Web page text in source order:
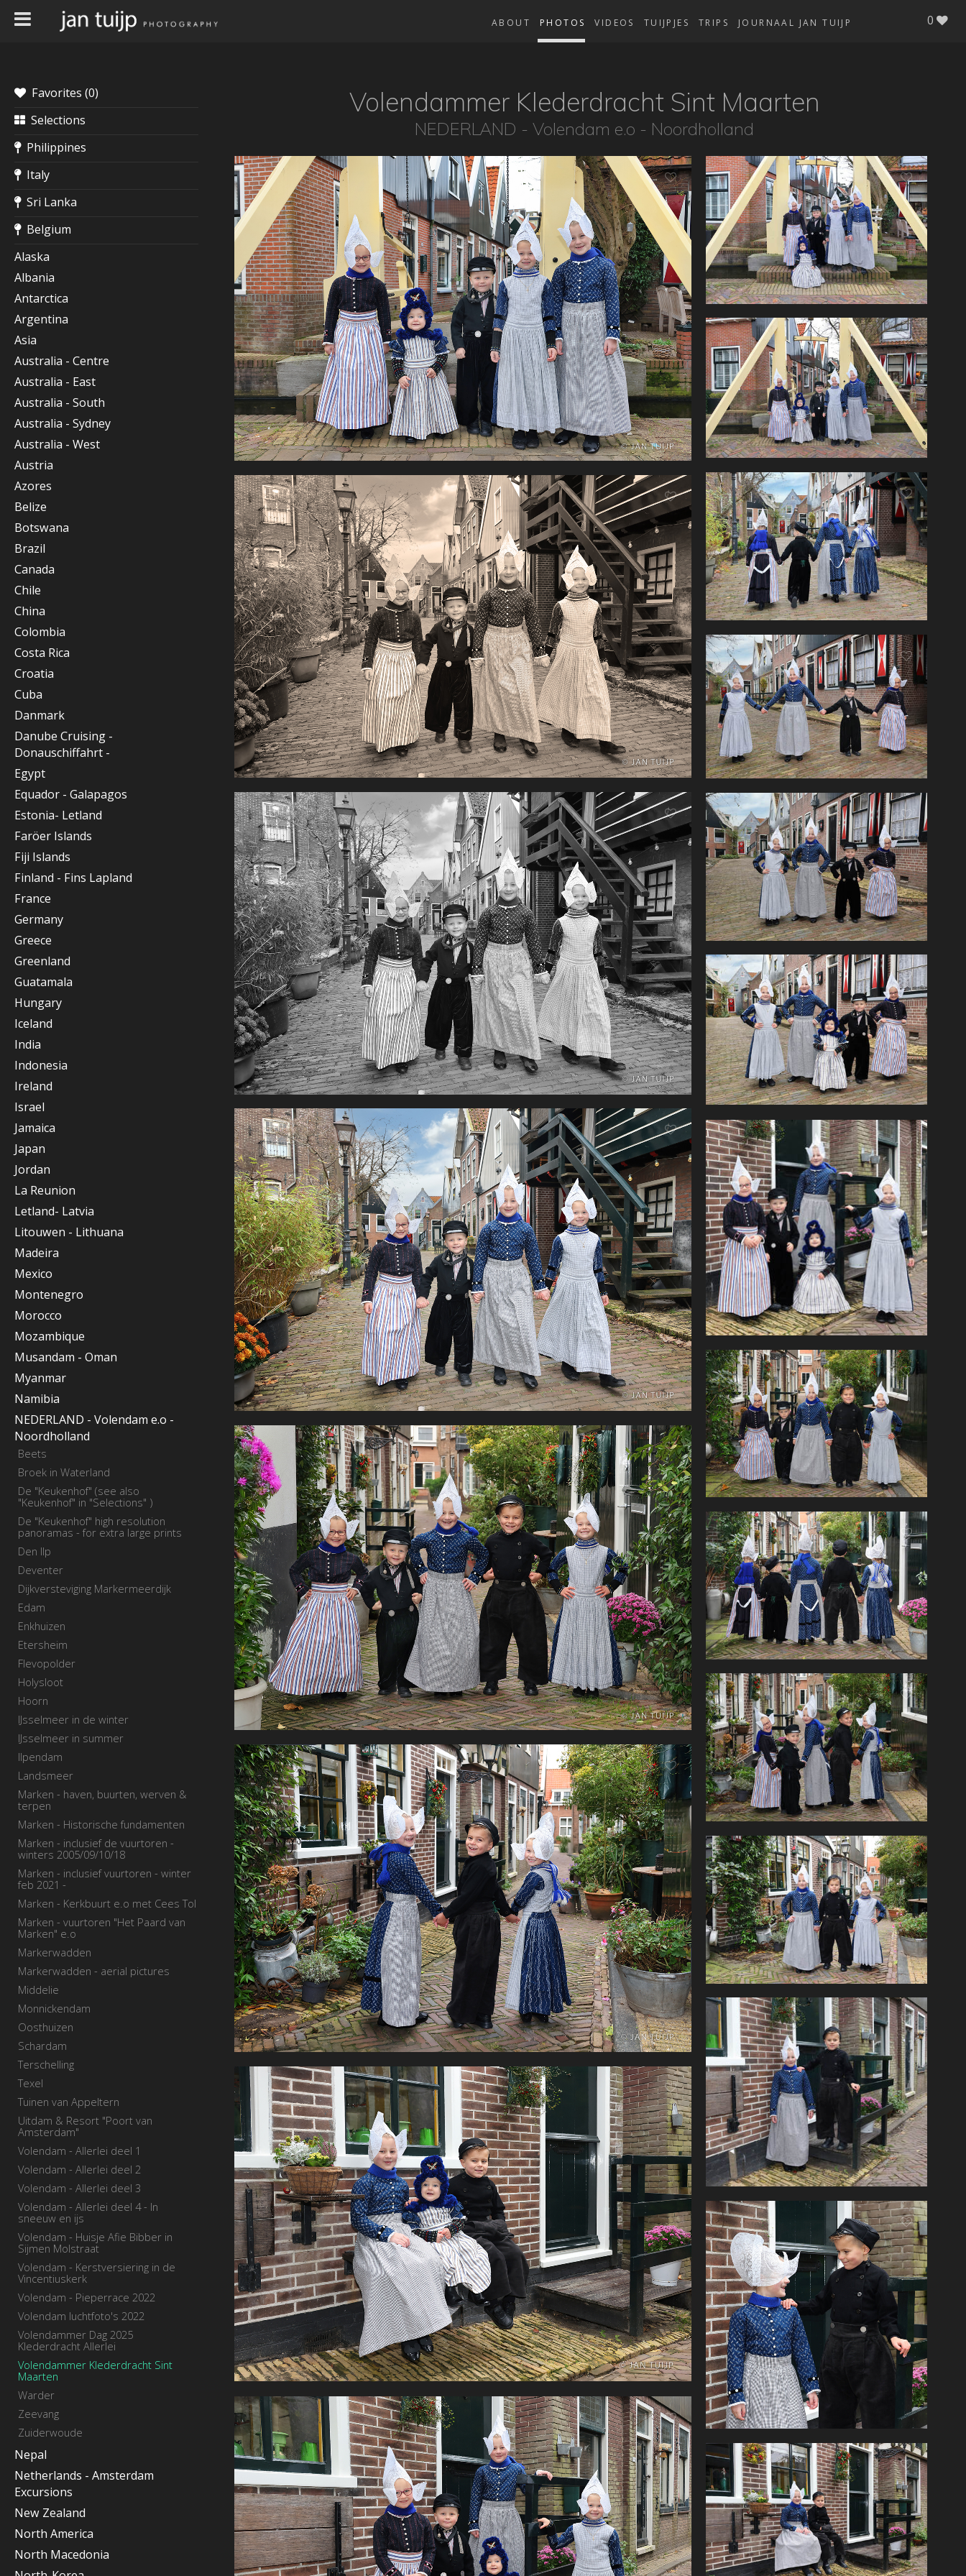
JOURNAAL JAN TUIJP
TRIPS
TUIJPJES
VIDEOS
PHOTOS
ABOUT 0
Favorites (0)
Selections
Philippines
Italy
Sri Lanka
Belgium
Alaska
Albania
Antarctica
Argentina
Asia
Australia - Centre
Australia - East
Australia - South
Australia - Sydney
Australia - West
Austria
Azores
Belize
Botswana
Brazil
Canada
Chile
China
Colombia
Costa Rica
Croatia
Cuba
Danmark
Danube Cruising -
Donauschiffahrt -
Egypt
Equador - Galapagos
Estonia- Letland
Faröer Islands
Fiji Islands
Finland - Fins Lapland
France
Germany
Greece
Greenland
Guatamala
Hungary
Iceland
India
Indonesia
Ireland
Israel
Jamaica
Japan
Jordan
La Reunion
Letland- Latvia
Litouwen - Lithuana
Madeira
Mexico
Montenegro
Morocco
Mozambique
Musandam - Oman
Myanmar
Namibia
NEDERLAND - Volendam e.o -
Noordholland
Beets
Broek in Waterland
De "Keukenhof" (see also
"Keukenhof" in "Selections" )
De "Keukenhof" high resolution
panoramas - for extra large prints
Den Ilp
Deventer
Dijkversteviging Markermeerdijk
Edam
Enkhuizen
Etersheim
Flevopolder
Holysloot
Hoorn
IJsselmeer in de winter
IJsselmeer in summer
Ilpendam
Landsmeer
Marken - haven, buurten, werven &
terpen
Marken - Historische fundamenten
Marken - inclusief de vuurtoren -
winters 2005/09/10/18
Marken - inclusief vuurtoren - winter
feb 2021 -
Marken - Kerkbuurt e.o met Cees Tol
Marken - vuurtoren "Het Paard van
Marken" e.o
Markerwadden
Markerwadden - aerial pictures
Middelie
Monnickendam
Oosthuizen
Schardam
Terschelling
Texel
Tuinen van Appeltern
Uitdam & Resort "Poort van
Amsterdam"
Volendam - Allerlei deel 1
Volendam - Allerlei deel 2
Volendam - Allerlei deel 3
Volendam - Allerlei deel 4 - In
sneeuw en ijs
Volendam - Huisje Afie Bibber in
Sijmen Molstraat
Volendam - Kerstversiering in de
Vincentiuskerk
Volendam - Pieperrace 2022
Volendam luchtfoto's 2022
Volendammer Dag 2025
Klederdracht Allerlei
Volendammer Klederdracht Sint
Maarten
Warder
Zeevang
Zuiderwoude
Nepal
Netherlands - Amsterdam
Excursions
New Zealand
North America
North Macedonia
Volendammer Klederdracht Sint Maarten
NEDERLAND - Volendam e.o - Noordholland